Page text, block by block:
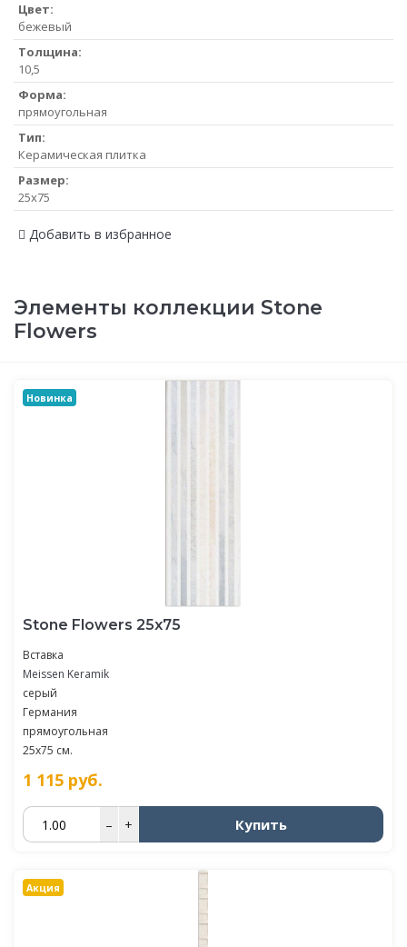
Цвет:
бежевый
Толщина:
10,5
Форма:
прямоугольная
Тип:
Керамическая плитка
Размер:
25x75
Добавить в избранное
Элементы коллекции Stone
Flowers
Новинка
Stone Flowers 25х75
Вставка
Meissen Keramik
серый
Германия
прямоугольная
25x75 см.
1 115 руб.
– + Купить
Акция